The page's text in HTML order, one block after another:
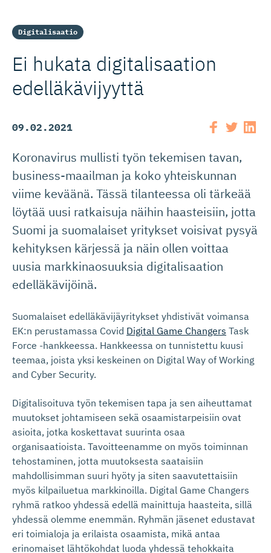
Digitalisaatio
Ei hukata digitalisaation
edelläkävijyyttä
09.02.2021
Koronavirus mullisti työn tekemisen tavan,
business-maailman ja koko yhteiskunnan
viime keväänä. Tässä tilanteessa oli tärkeää
löytää uusi ratkaisuja näihin haasteisiin, jotta
Suomi ja suomalaiset yritykset voisivat pysyä
kehityksen kärjessä ja näin ollen voittaa
uusia markkinaosuuksia digitalisaation
edelläkävijöinä.
Suomalaiset edelläkävijäyritykset yhdistivät voimansa
EK:n perustamassa Covid Digital Game Changers Task
Force -hankkeessa. Hankkeessa on tunnistettu kuusi
teemaa, joista yksi keskeinen on Digital Way of Working
and Cyber Security.
Digitalisoituva työn tekemisen tapa ja sen aiheuttamat
muutokset johtamiseen sekä osaamistarpeisiin ovat
asioita, jotka koskettavat suurinta osaa
organisaatioista. Tavoitteenamme on myös toiminnan
tehostaminen, jotta muutoksesta saataisiin
mahdollisimman suuri hyöty ja siten saavutettaisiin
myös kilpailuetua markkinoilla. Digital Game Changers
ryhmä ratkoo yhdessä edellä mainittuja haasteita, sillä
yhdessä olemme enemmän. Ryhmän jäsenet edustavat
eri toimialoja ja erilaista osaamista, mikä antaa
erinomaiset lähtökohdat luoda yhdessä tehokkaita